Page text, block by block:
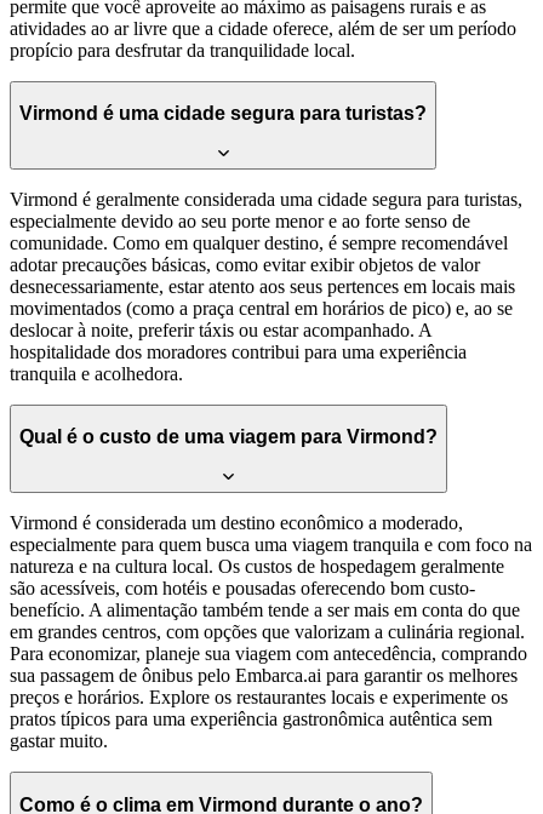
permite que você aproveite ao máximo as paisagens rurais e as
atividades ao ar livre que a cidade oferece, além de ser um período
propício para desfrutar da tranquilidade local.
Virmond é uma cidade segura para turistas?
Virmond é geralmente considerada uma cidade segura para turistas,
especialmente devido ao seu porte menor e ao forte senso de
comunidade. Como em qualquer destino, é sempre recomendável
adotar precauções básicas, como evitar exibir objetos de valor
desnecessariamente, estar atento aos seus pertences em locais mais
movimentados (como a praça central em horários de pico) e, ao se
deslocar à noite, preferir táxis ou estar acompanhado. A
hospitalidade dos moradores contribui para uma experiência
tranquila e acolhedora.
Qual é o custo de uma viagem para Virmond?
Virmond é considerada um destino econômico a moderado,
especialmente para quem busca uma viagem tranquila e com foco na
natureza e na cultura local. Os custos de hospedagem geralmente
são acessíveis, com hotéis e pousadas oferecendo bom custo-
benefício. A alimentação também tende a ser mais em conta do que
em grandes centros, com opções que valorizam a culinária regional.
Para economizar, planeje sua viagem com antecedência, comprando
sua passagem de ônibus pelo Embarca.ai para garantir os melhores
preços e horários. Explore os restaurantes locais e experimente os
pratos típicos para uma experiência gastronômica autêntica sem
gastar muito.
Como é o clima em Virmond durante o ano?